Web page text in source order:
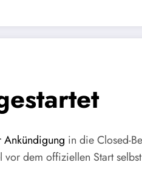
Ankündigung in die Closed-
dem offiziellen Start